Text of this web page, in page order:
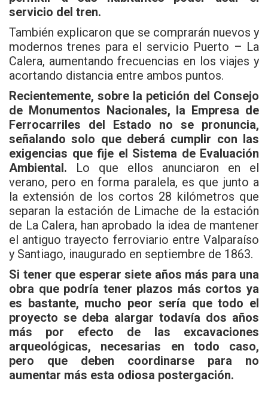
servicio del tren.
También explicaron que se comprarán nuevos y
modernos trenes para el servicio Puerto – La
Calera, aumentando frecuencias en los viajes y
acortando distancia entre ambos puntos.
Recientemente, sobre la petición del Consejo
de Monumentos Nacionales, la Empresa de
Ferrocarriles del Estado no se pronuncia,
señalando solo que deberá cumplir con las
exigencias que fije el Sistema de Evaluación
Ambiental. Lo que ellos anunciaron en el
verano, pero en forma paralela, es que junto a
la extensión de los cortos 28 kilómetros que
separan la estación de Limache de la estación
de La Calera, han aprobado la idea de mantener
el antiguo trayecto ferroviario entre Valparaíso
y Santiago, inaugurado en septiembre de 1863.
Si tener que esperar siete años más para una
obra que podría tener plazos más cortos ya
es bastante, mucho peor sería que todo el
proyecto se deba alargar todavía dos años
más por efecto de las excavaciones
arqueológicas, necesarias en todo caso,
pero que deben coordinarse para no
aumentar más esta odiosa postergación.